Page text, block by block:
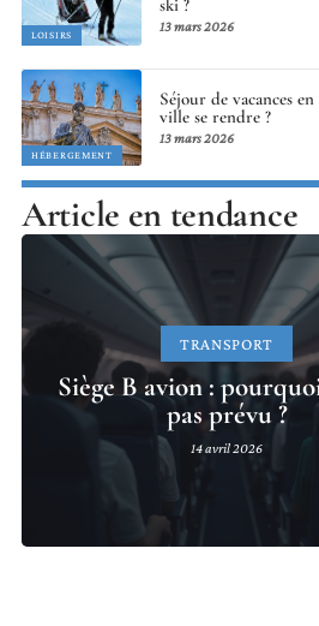
LOISIRS
ski ?
13 mars 2026
HÉBERGEMENT
Séjour de vacances
ville se rendre ?
13 mars 2026
Article en tendance
TRANSPORT
Siège B avion :
pas prévu ?
14 avril 2026